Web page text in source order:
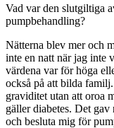
Vad var den slutgiltiga
pumpbehandling?
Nätterna blev mer och
inte en natt när jag inte
värdena var för höga
också på att bilda
graviditet utan att oroa
gäller diabetes. Det
och besluta mig för